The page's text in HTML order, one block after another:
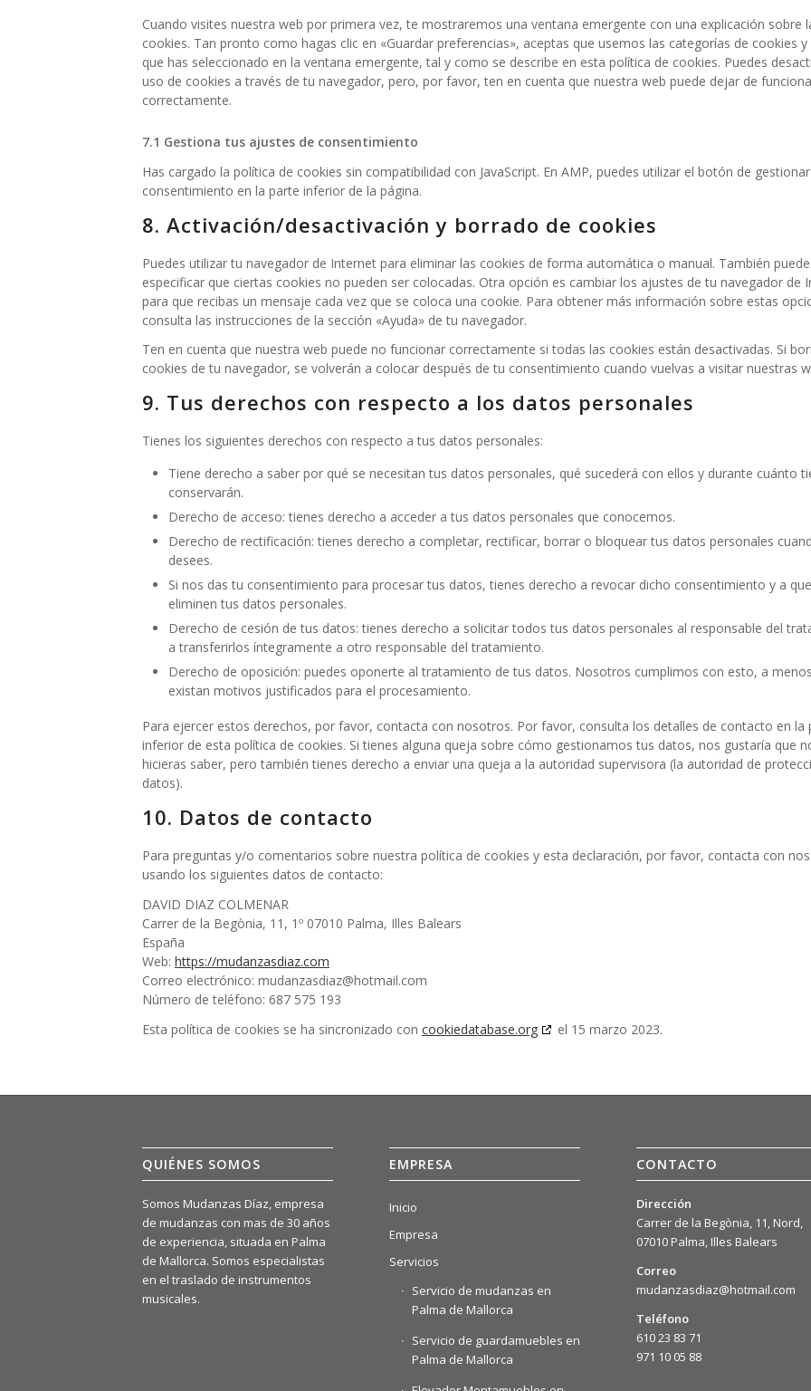
Cuando visites nuestra web por primera vez, te mostraremos una ventana emergente con una explicación sobre
cookies. Tan pronto como hagas clic en «Guardar preferencias», aceptas que usemos las categorías de cookies y
que has seleccionado en la ventana emergente, tal y como se describe en esta política de cookies. Puedes
uso de cookies a través de tu navegador, pero, por favor, ten en cuenta que nuestra web puede dejar de
correctamente.
7.1 Gestiona tus ajustes de consentimiento
Has cargado la política de cookies sin compatibilidad con JavaScript. En AMP, puedes utilizar el botón de
consentimiento en la parte inferior de la página.
8. Activación/desactivación y borrado de cookies
Puedes utilizar tu navegador de Internet para eliminar las cookies de forma automática o manual. También
especificar que ciertas cookies no pueden ser colocadas. Otra opción es cambiar los ajustes de tu navegador de
para que recibas un mensaje cada vez que se coloca una cookie. Para obtener más información sobre estas
consulta las instrucciones de la sección «Ayuda» de tu navegador.
Ten en cuenta que nuestra web puede no funcionar correctamente si todas las cookies están desactivadas. Si
cookies de tu navegador, se volverán a colocar después de tu consentimiento cuando vuelvas a visitar nuestras
9. Tus derechos con respecto a los datos personales
Tienes los siguientes derechos con respecto a tus datos personales:
Tiene derecho a saber por qué se necesitan tus datos personales, qué sucederá con ellos y durante cuánto
conservarán.
Derecho de acceso: tienes derecho a acceder a tus datos personales que conocemos.
Derecho de rectificación: tienes derecho a completar, rectificar, borrar o bloquear tus datos personales
desees.
Si nos das tu consentimiento para procesar tus datos, tienes derecho a revocar dicho consentimiento y a
eliminen tus datos personales.
Derecho de cesión de tus datos: tienes derecho a solicitar todos tus datos personales al responsable del
a transferirlos íntegramente a otro responsable del tratamiento.
Derecho de oposición: puedes oponerte al tratamiento de tus datos. Nosotros cumplimos con esto, a
existan motivos justificados para el procesamiento.
Para ejercer estos derechos, por favor, contacta con nosotros. Por favor, consulta los detalles de contacto en la
inferior de esta política de cookies. Si tienes alguna queja sobre cómo gestionamos tus datos, nos gustaría que
hicieras saber, pero también tienes derecho a enviar una queja a la autoridad supervisora (la autoridad de
datos).
10. Datos de contacto
Para preguntas y/o comentarios sobre nuestra política de cookies y esta declaración, por favor, contacta con
usando los siguientes datos de contacto:
DAVID DIAZ COLMENAR
Carrer de la Begònia, 11, 1º 07010 Palma, Illes Balears
España
Web: https://mudanzasdiaz.com
Correo electrónico: mudanzasdiaz@hotmail.com
Número de teléfono: 687 575 193
Esta política de cookies se ha sincronizado con cookiedatabase.org el 15 marzo 2023.
QUIÉNES SOMOS
Somos Mudanzas Díaz, empresa
de mudanzas con mas de 30 años
de experiencia, situada en Palma
de Mallorca. Somos especialistas
en el traslado de instrumentos
musicales.
EMPRESA
Inicio
Empresa
Servicios
Servicio de mudanzas en
Palma de Mallorca
Servicio de guardamuebles en
Palma de Mallorca
CONTACTO
Dirección
Carrer de la Begònia, 11, Nord,
07010 Palma, Illes Balears
Correo
mudanzasdiaz@hotmail.com
Teléfono
610 23 83 71
971 10 05 88